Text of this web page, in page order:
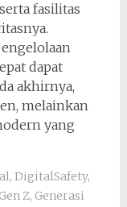
fasilitas
dapat
akhirnya,
melainkan
yang
, DigitalSafety,
Gen Z, Generasi